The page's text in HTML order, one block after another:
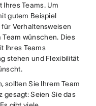
Teams. Um
gutem Beispiel
Verhaltensweisen
wünschen. Dies
Ihres Teams
stehen und Flexibilität
, sollten Sie Ihrem Team
gesagt: Seien Sie das